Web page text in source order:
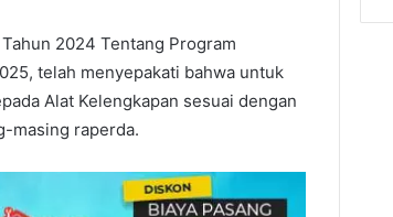
2024 Tentang Program
telah menyepakati bahwa untuk
Alat Kelengkapan sesuai dengan
masing raperda.